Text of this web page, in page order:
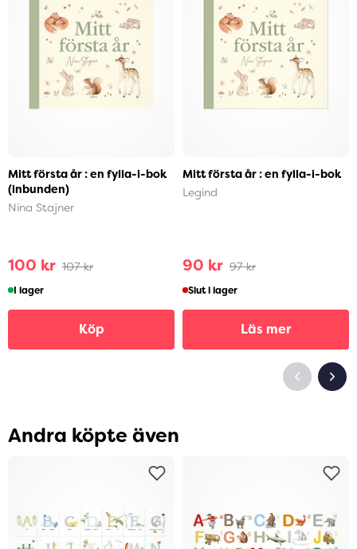
Mitt första år : en fylla-i-bok
(inbunden)
Nina Stajner
100 kr 107 kr
I lager
Köp
Mitt första år : en fylla-i-bok
Legind
90 kr 97 kr
Slut i lager
Läs mer
Andra köpte även